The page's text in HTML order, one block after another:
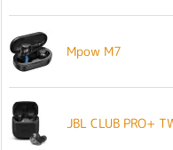
Mpow M7
JBL CLUB PRO+